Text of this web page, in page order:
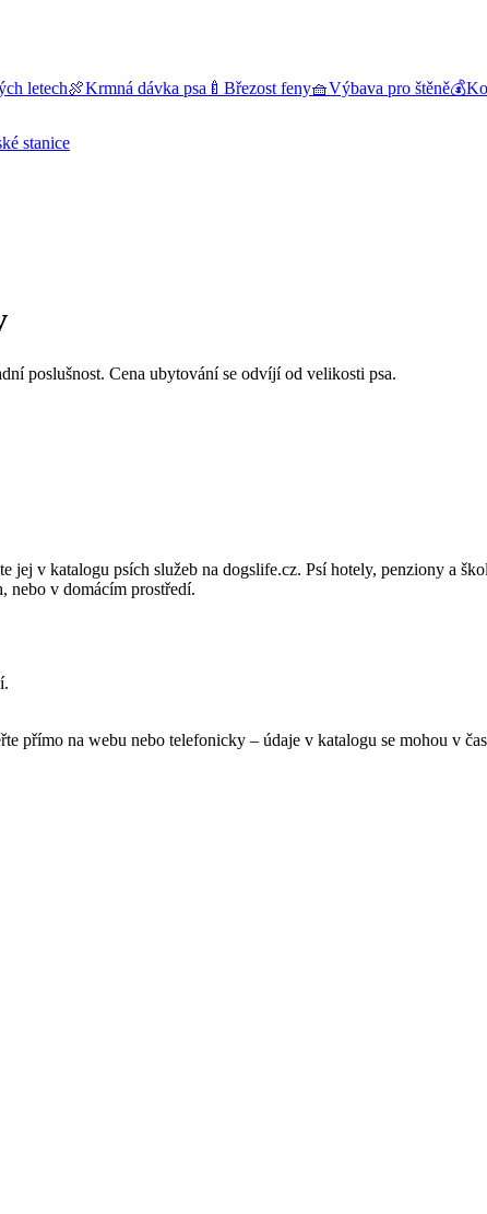
letech🍖Krmná dávka psa 🍼 Březost feny🧺Výbava pro štěně💰
stanice
poslušnost. Cena ubytování se odvíjí od velikosti psa.
jej v katalogu psích služeb na dogslife.cz. Psí hotely, penziony a
nebo v domácím prostředí.
přímo na webu nebo telefonicky – údaje v katalogu se mohou v